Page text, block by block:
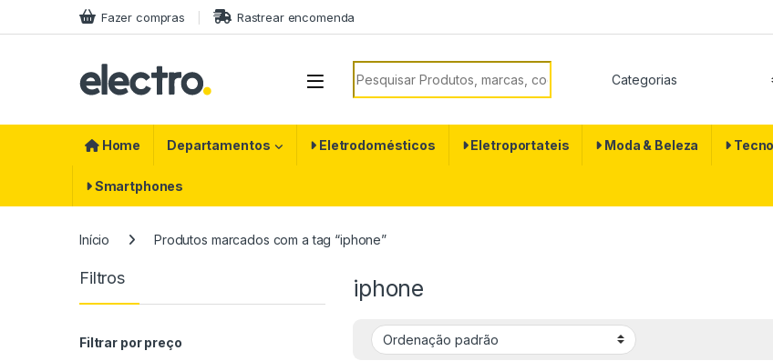
Ir para a navegação
Ir para o conteúdoFazer compras Rastrear encomenda
Procurar por:
Home Departamentos Eletrodomésticos Eletroportateis Moda & Beleza
Smartphones
Início Produtos marcados com a tag “iphone”
iphone
Filtros
Filtrar por preço